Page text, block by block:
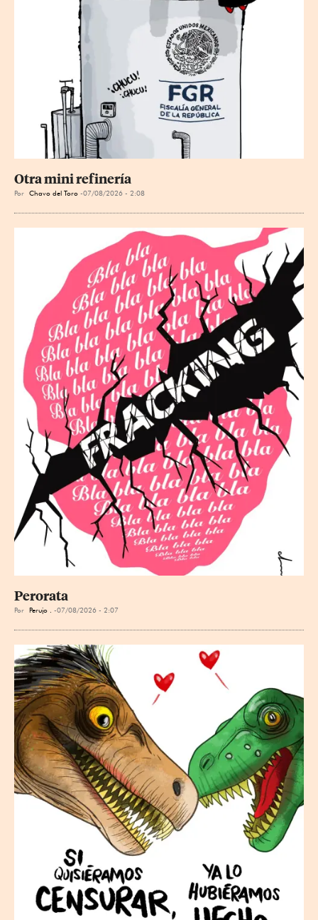
Otra mini refinería
Por Chavo del Toro 07/08/2026 - 2:08
Perorata
Por Perujo . 07/08/2026 - 2:07